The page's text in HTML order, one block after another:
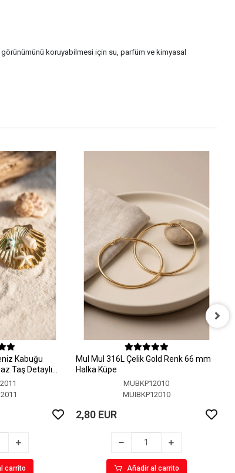
koruyabilmesi için su, parfüm ve kimyasal
Kabuğu
Taş Detaylı
carrito
MuI MuI 316L Çelik Gold Renk 66 mm
Halka Küpe
MUBKP12010
MUIBKP12010
2,80 EUR
Añadir al carrito